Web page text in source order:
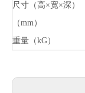
尺寸（高×宽×深）
（mm）
重量（kG）